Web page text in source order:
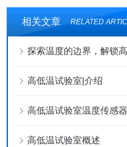
相关文章 RELATED
探索温度的边界，解锁
高低温试验室|介绍
高低温试验室温度传感
高低温试验室概述